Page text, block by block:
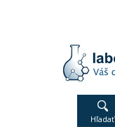
Hľadať